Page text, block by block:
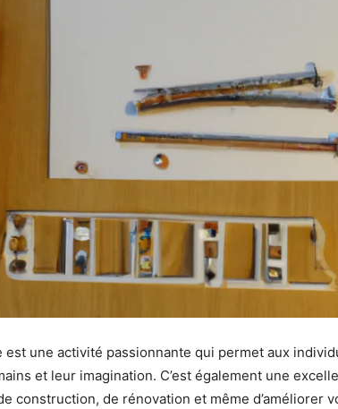
est une activité passionnante qui permet aux
et leur imagination. C’est également une
construction, de rénovation et même d’améliorer